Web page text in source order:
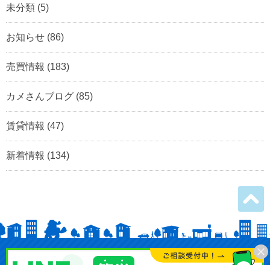
未分類 (5)
お知らせ (86)
売買情報 (183)
カメさんブログ (85)
賃貸情報 (47)
新着情報 (134)